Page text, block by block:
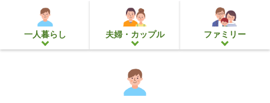
一人暮らし 夫婦・カップル ファミリー